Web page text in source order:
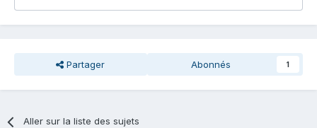
Partager Abonnés 1
Aller sur la liste des sujets